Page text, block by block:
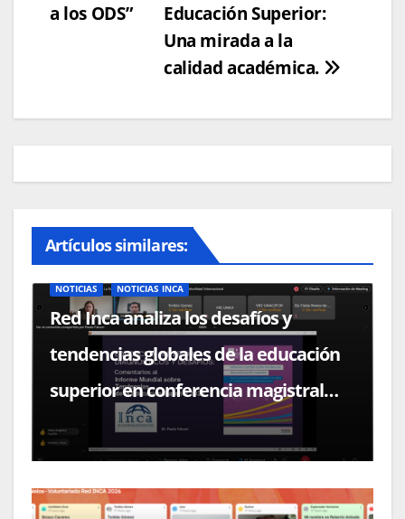
Educación Superior:
Una mirada a la
calidad académica.
a los ODS”
Artículos similares:
NOTICIAS NOTICIAS INCA
Red Inca analiza los desafíos y
tendencias globales de la educación
superior en conferencia magistral
con el Dr. Paulo Falcón